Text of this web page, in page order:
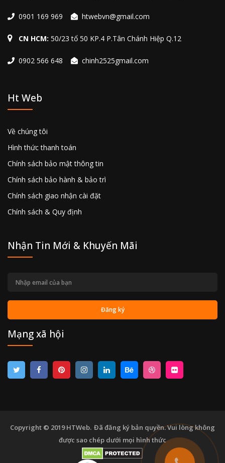
0901 169 969 htwebvn@gmail.com
CN HCM: 50/23 tổ 50 KP.4 P.Tân Chánh Hiệp Q.12
0902 566 648 chinh2525gmail.com
Ht Web
Về chúng tôi
Hình thức thanh toán
Chính sách bảo mật thông tin
Chính sách bảo hành & bảo trì
Chính sách giao nhận cài đặt
Chính sách & Quy định
Nhận Tin Mới & Khuyến Mãi
Mạng xã hội
Copyright © 2019HTWeb. Đã đăng ký bản quyền. Vui lòng không
được sao chép dưới mọi hình thức